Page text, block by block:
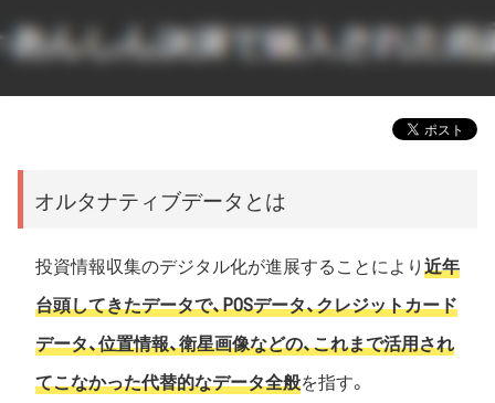
オルタナティブデータとは
投資情報収集のデジタル化が進展することにより近年
台頭してきたデータで、POSデータ、クレジットカード
データ、位置情報、衛星画像などの、これまで活用され
てこなかった代替的なデータ全般を指す。